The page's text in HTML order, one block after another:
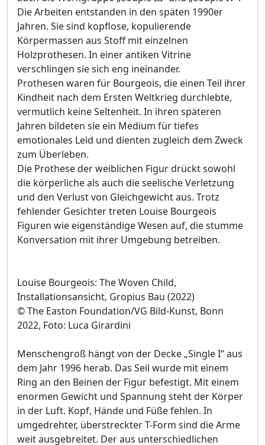
Die Arbeiten entstanden in den späten 1990er
Jahren. Sie sind kopflose, kopulierende
Körpermassen aus Stoff mit einzelnen
Holzprothesen. In einer antiken Vitrine
verschlingen sie sich eng ineinander.
Prothesen waren für Bourgeois, die einen Teil ihrer
Kindheit nach dem Ersten Weltkrieg durchlebte,
vermutlich keine Seltenheit. In ihren späteren
Jahren bildeten sie ein Medium für tiefes
emotionales Leid und dienten zugleich dem Zweck
zum Überleben.
Die Prothese der weiblichen Figur drückt sowohl
die körperliche als auch die seelische Verletzung
und den Verlust von Gleichgewicht aus. Trotz
fehlender Gesichter treten Louise Bourgeois
Figuren wie eigenständige Wesen auf, die stumme
Konversation mit ihrer Umgebung betreiben.
Louise Bourgeois: The Woven Child,
Installationsansicht, Gropius Bau (2022)
© The Easton Foundation/VG Bild-Kunst, Bonn
2022, Foto: Luca Girardini
Menschengroß hängt von der Decke „Single I“ aus
dem Jahr 1996 herab. Das Seil wurde mit einem
Ring an den Beinen der Figur befestigt. Mit einem
enormen Gewicht und Spannung steht der Körper
in der Luft. Kopf, Hände und Füße fehlen. In
umgedrehter, überstreckter T-Form sind die Arme
weit ausgebreitet. Der aus unterschiedlichen